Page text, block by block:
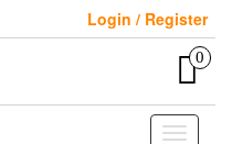
Login / Register
0
Toggle